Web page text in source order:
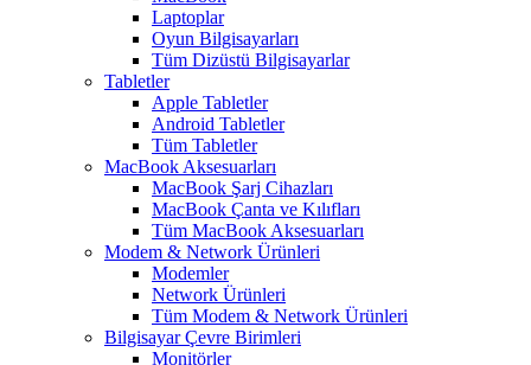
Laptoplar
Oyun Bilgisayarları
Tüm Dizüstü Bilgisayarlar
Tabletler
Apple Tabletler
Android Tabletler
Tüm Tabletler
MacBook Aksesuarları
MacBook Şarj Cihazları
MacBook Çanta ve Kılıfları
Tüm MacBook Aksesuarları
Modem & Network Ürünleri
Modemler
Network Ürünleri
Tüm Modem & Network Ürünleri
Bilgisayar Çevre Birimleri
Monitörler